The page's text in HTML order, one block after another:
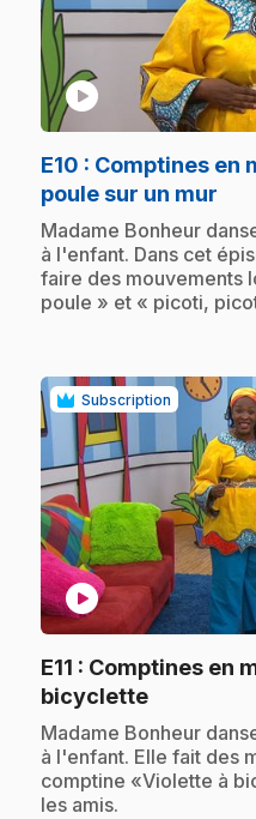
play_circle
E10 : Comptines en
poule sur un mur
.Madame Bonheur
à l'enfant. Dans cet
faire des mouvements
poule » et « picoti,
Subscription
play_circle
E11 : Comptines en
bicyclette.
.Madame Bonheur
à l'enfant. Elle fait des
comptine «Violette à
les amis.